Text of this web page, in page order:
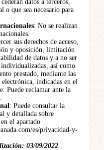
datos a terceros,
o que sea necesario para
: No se realizan
sus derechos de acceso,
y oposición, limitación
de datos y a no ser
así como
prestado, mediante las
indicadas en el
Puede reclamar ante la
: Puede consultar la
y detallada sobre
el apartado
es/privacidad-y-
03/09/2022